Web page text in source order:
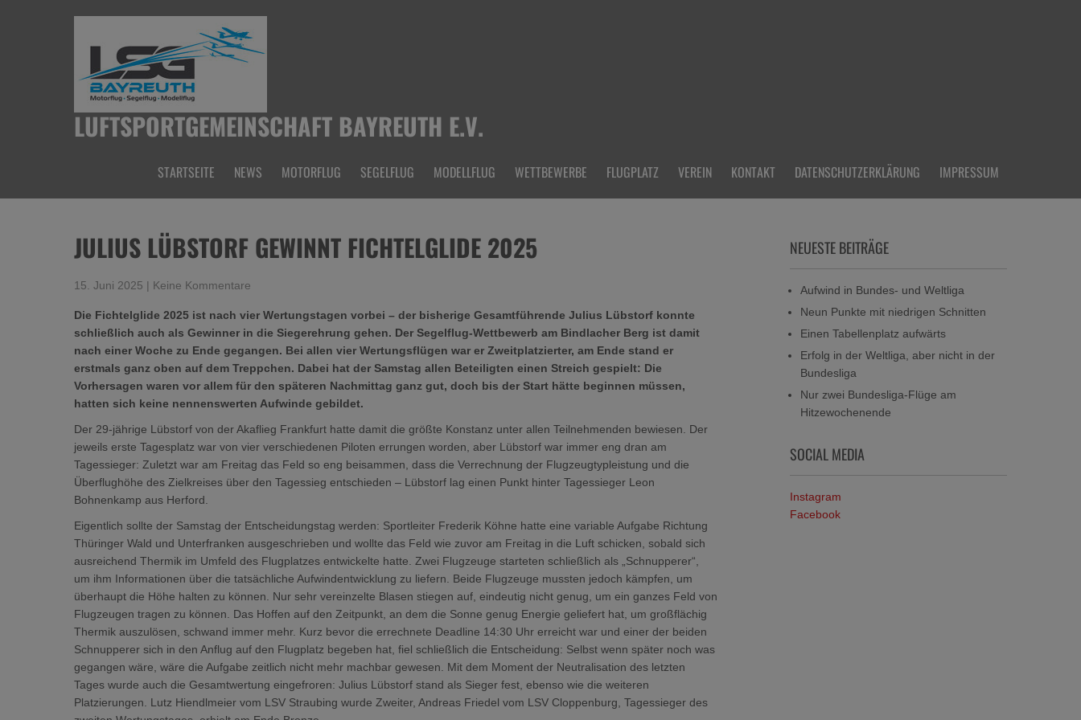
LUFTSPORTGEMEINSCHAFT BAYREUTH E.V.
STARTSEITE NEWS MOTORFLUG SEGELFLUG MODELLFLUG WETTBEWERBE FLUGPLATZ VEREIN KONTAKT DATENSCHUTZERKLÄRUNG IMPRESSUM
JULIUS LÜBSTORF GEWINNT FICHTELGLIDE 2025
15. Juni 2025 | Keine Kommentare
Die Fichtelglide 2025 ist nach vier Wertungstagen vorbei – der bisherige Gesamtführende Julius Lübstorf konnte
schließlich auch als Gewinner in die Siegerehrung gehen. Der Segelflug-Wettbewerb am Bindlacher Berg ist damit
nach einer Woche zu Ende gegangen. Bei allen vier Wertungsflügen war er Zweitplatzierter, am Ende stand er
erstmals ganz oben auf dem Treppchen. Dabei hat der Samstag allen Beteiligten einen Streich gespielt: Die
Vorhersagen waren vor allem für den späteren Nachmittag ganz gut, doch bis der Start hätte beginnen müssen,
hatten sich keine nennenswerten Aufwinde gebildet.
Der 29-jährige Lübstorf von der Akaflieg Frankfurt hatte damit die größte Konstanz unter allen Teilnehmenden bewiesen. Der
jeweils erste Tagesplatz war von vier verschiedenen Piloten errungen worden, aber Lübstorf war immer eng dran am
Tagessieger: Zuletzt war am Freitag das Feld so eng beisammen, dass die Verrechnung der Flugzeugtypleistung und die
Überflughöhe des Zielkreises über den Tagessieg entschieden – Lübstorf lag einen Punkt hinter Tagessieger Leon
Bohnenkamp aus Herford.
Eigentlich sollte der Samstag der Entscheidungstag werden: Sportleiter Frederik Köhne hatte eine variable Aufgabe Richtung
Thüringer Wald und Unterfranken ausgeschrieben und wollte das Feld wie zuvor am Freitag in die Luft schicken, sobald sich
ausreichend Thermik im Umfeld des Flugplatzes entwickelte hatte. Zwei Flugzeuge starteten schließlich als „Schnupperer“,
um ihm Informationen über die tatsächliche Aufwindentwicklung zu liefern. Beide Flugzeuge mussten jedoch kämpfen, um
überhaupt die Höhe halten zu können. Nur sehr vereinzelte Blasen stiegen auf, eindeutig nicht genug, um ein ganzes Feld von
Flugzeugen tragen zu können. Das Hoffen auf den Zeitpunkt, an dem die Sonne genug Energie geliefert hat, um großflächig
Thermik auszulösen, schwand immer mehr. Kurz bevor die errechnete Deadline 14:30 Uhr erreicht war und einer der beiden
Schnupperer sich in den Anflug auf den Flugplatz begeben hat, fiel schließlich die Entscheidung: Selbst wenn später noch was
gegangen wäre, wäre die Aufgabe zeitlich nicht mehr machbar gewesen. Mit dem Moment der Neutralisation des letzten
Tages wurde auch die Gesamtwertung eingefroren: Julius Lübstorf stand als Sieger fest, ebenso wie die weiteren
Platzierungen. Lutz Hiendlmeier vom LSV Straubing wurde Zweiter, Andreas Friedel vom LSV Cloppenburg, Tagessieger des
NEUESTE BEITRÄGE
Aufwind in Bundes- und Weltliga
Neun Punkte mit niedrigen Schnitten
Einen Tabellenplatz aufwärts
Erfolg in der Weltliga, aber nicht in der
Bundesliga
Nur zwei Bundesliga-Flüge am
Hitzewochenende
SOCIAL MEDIA
Instagram
Facebook